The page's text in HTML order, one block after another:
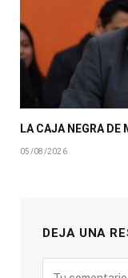
LA CAJA NEGRA DE
05/08/2026
DEJA UNA